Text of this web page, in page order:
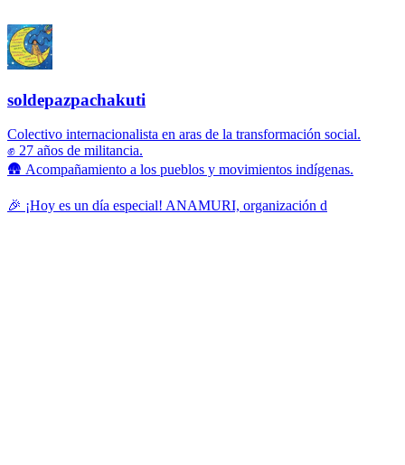
soldepazpachakuti
Colectivo internacionalista en aras de la transformación social.
✊ 27 años de militancia.
🛖 Acompañamiento a los pueblos y movimientos indígenas.
🎉 ¡Hoy es un día especial! ANAMURI, organización d